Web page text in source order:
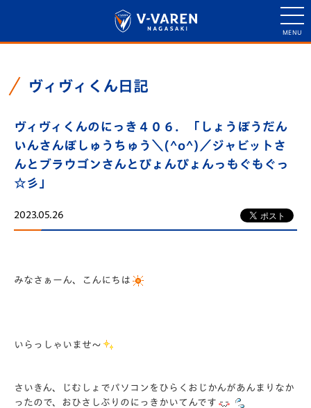
ヴィヴィくん日記
ヴィヴィくんのにっき４０６．「しょうぼうだん
いんさんぼしゅうちゅう＼(^o^)／ジャビットさ
んとブラウゴンさんとぴょんぴょんっもぐもぐっ
☆彡」
2023.05.26
みなさぁーん、こんにちは
いらっしゃいませ～
さいきん、じむしょでパソコンをひらくおじかんがあんまりなか
ったので、おひさしぶりのにっきかいてんです